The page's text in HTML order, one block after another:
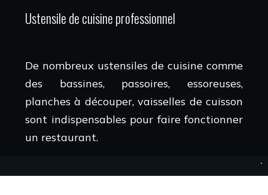
Ustensile de cuisine professionnel
De nombreux ustensiles de cuisine comme
des bassines, passoires, essoreuses,
planches à découper, vaisselles de cuisson
sont indispensables pour faire fonctionner
un restaurant.
Restaurants pour savourer les meilleures recettes